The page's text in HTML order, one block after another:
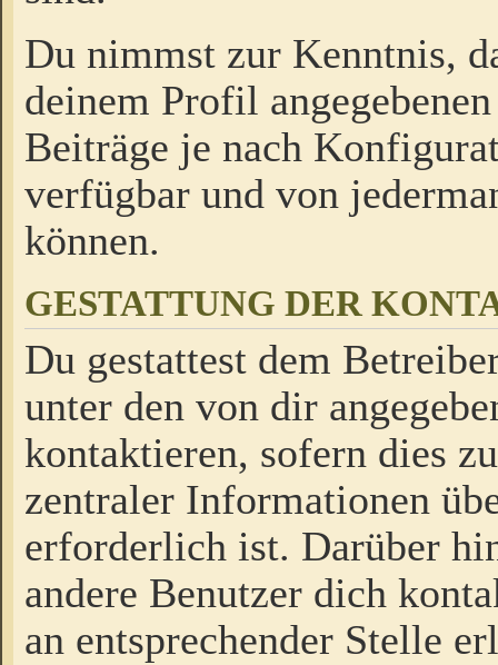
Du nimmst zur Kenntnis,
deinem Profil
Beiträge je nach
verfügbar und von
können.
GESTATTUNG DER
Du gestattest dem
unter den von dir
kontaktieren, sofern dies
zentraler Informationen
erforderlich ist. Darüber
andere Benutzer dich
an entsprechender Stelle